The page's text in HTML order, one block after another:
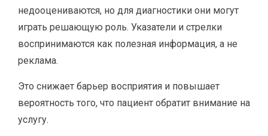
недооцениваются, но для диагностики они могут
играть решающую роль. Указатели и стрелки
воспринимаются как полезная информация, а не
реклама.
Это снижает барьер восприятия и повышает
вероятность того, что пациент обратит внимание на
услугу.